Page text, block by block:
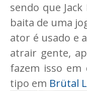
sendo que
baita de uma
ator é usado e
atrair gente,
fazem isso em
tipo em Brütal